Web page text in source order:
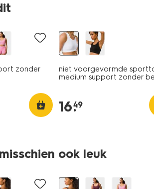
zonder
niet voorgevormde
medium support zonder
16.
49
ook leuk